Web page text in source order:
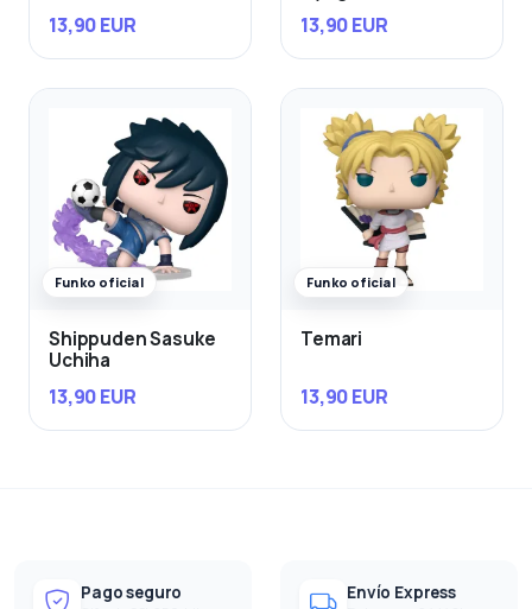
13,90 EUR 13,90 EUR
Funko oficial
Shippuden Sasuke
Uchiha
13,90 EUR
Funko oficial
Temari
13,90 EUR
Pago seguro Envío Express